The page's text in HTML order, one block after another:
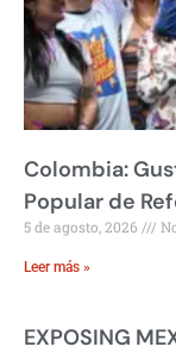
Colombia:
Popular de
5 de agosto, 2026
Leer más »
EXPOSING